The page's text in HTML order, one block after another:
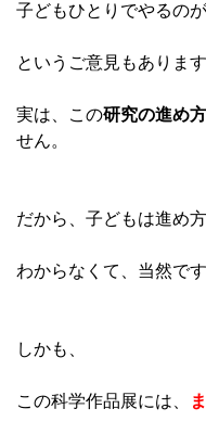
子どもひとりでやるの
というご意見もありま
実は、この研究の進め方
せん。
だから、子どもは進め
わからなくて、当然です
しかも、
この科学作品展には、